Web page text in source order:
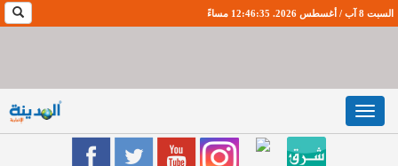
السبت 8 آب / أغسطس 2026. 12:46:36 مساءً
Toggle
navigation